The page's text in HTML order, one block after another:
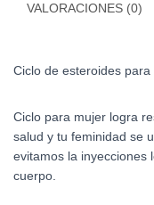
cantidad
VALORACIONES (0)
Ciclo de esteroides para
Ciclo para mujer logra
salud y tu feminidad se
evitamos la inyecciones
cuerpo.